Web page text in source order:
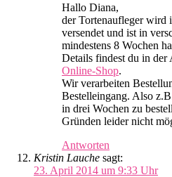
Hallo Diana,
der Tortenaufleger wird
versendet und ist in
mindestens 8 Wochen
Details findest du in
Online-Shop.
Wir verarbeiten
Bestelleingang. Also
in drei Wochen zu
Gründen leider nicht
Antworten
Kristin Lauche sagt:
23. April 2014 um 9:33 Uhr